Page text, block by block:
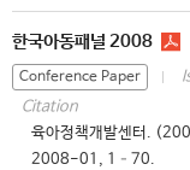
한국아동패널 2008
Conference Paper
Citation
육아정책개발센터.
2008-01, 1–70.